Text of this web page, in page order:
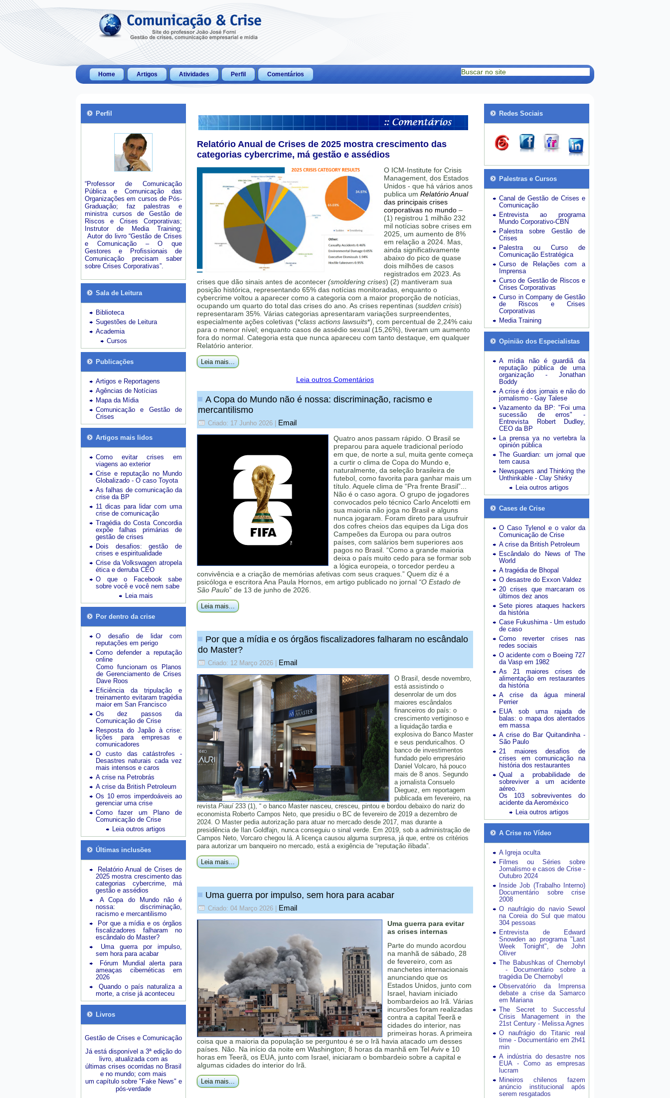
Home Artigos Atividades Perfil Comentários
Perfil
“Professor de Comunicação
Pública e Comunicação das
Organizações em cursos de Pós-
Graduação; faz palestras e
ministra cursos de Gestão de
Riscos e Crises Corporativas;
Instrutor de Media Training;
Autor do livro “Gestão de Crises
e Comunicação – O que
Gestores e Profissionais de
Comunicação precisam saber
sobre Crises Corporativas”.
Sala de Leitura
Biblioteca
Sugestões de Leitura
Academia
Cursos
Publicações
Artigos e Reportagens
Agências de Notícias
Mapa da Mídia
Comunicação e Gestão de
Crises
Artigos mais lidos
Como evitar crises em
viagens ao exterior
Crise e reputação no Mundo
Globalizado - O caso Toyota
As falhas de comunicação da
crise da BP
11 dicas para lidar com uma
crise de comunicação
Tragédia do Costa Concordia
expõe falhas primárias de
gestão de crises
Dois desafios: gestão de
crises e espiritualidade
Crise da Volkswagen atropela
ética e derruba CEO
O que o Facebook sabe
sobre você e você nem sabe
Leia mais
Por dentro da crise
O desafio de lidar com
reputações em perigo
Como defender a reputação
online
Como funcionam os Planos
de Gerenciamento de Crises
Dave Roos
Eficiência da tripulação e
treinamento evitaram tragédia
maior em San Francisco
Os dez passos da
Comunicação de Crise
Resposta do Japão à crise:
lições para empresas e
comunicadores
O custo das catástrofes -
Desastres naturais cada vez
mais intensos e caros
A crise na Petrobrás
A crise da British Petroleum
Os 10 erros imperdoáveis ao
gerenciar uma crise
Como fazer um Plano de
Comunicação de Crise
Leia outros artigos
Últimas inclusões
Relatório Anual de Crises de
2025 mostra crescimento das
categorias cybercrime, má
gestão e assédios
A Copa do Mundo não é
nossa: discriminação,
racismo e mercantilismo
Por que a mídia e os órgãos
fiscalizadores falharam no
escândalo do Master?
Uma guerra por impulso,
sem hora para acabar
Fórum Mundial alerta para
ameaças cibernéticas em
2026
Quando o país naturaliza a
morte, a crise já aconteceu
Livros
Gestão de Crises e Comunicação
Já está disponível a 3ª edição do
livro, atualizada com as
últimas crises ocorridas no Brasil
e no mundo; com mais
um capítulo sobre "Fake News" e
pós-verdade
Relatório Anual de Crises de 2025 mostra crescimento das
categorias cybercrime, má gestão e assédios
O ICM-Institute for Crisis
Management, dos Estados
Unidos - que há vários anos
publica um Relatório Anual
das principais crises
corporativas no mundo –
(1) registrou 1 milhão 232
mil notícias sobre crises em
2025, um aumento de 8%
em relação a 2024. Mas,
ainda significativamente
abaixo do pico de quase
dois milhões de casos
registrados em 2023. As
crises que dão sinais antes de acontecer (smoldering crises) (2) mantiveram sua
posição histórica, representando 65% das notícias monitoradas, enquanto o
cybercrime voltou a aparecer como a categoria com a maior proporção de notícias,
ocupando um quarto do total das crises do ano. As crises repentinas (sudden crisis)
representaram 35%. Várias categorias apresentaram variações surpreendentes,
especialmente ações coletivas (*class actions lawsuits*), com percentual de 2,24% caiu
para o menor nível; enquanto casos de assédio sexual (15,26%), tiveram um aumento
fora do normal. Categoria esta que nunca apareceu com tanto destaque, em qualquer
Relatório anterior.
Leia mais...
Leia outros Comentários
A Copa do Mundo não é nossa: discriminação, racismo e
mercantilismo
Criado: 17 Junho 2026 Email
Quatro anos passam rápido. O Brasil se
preparou para aquele tradicional período
em que, de norte a sul, muita gente começa
a curtir o clima de Copa do Mundo e,
naturalmente, da seleção brasileira de
futebol, como favorita para ganhar mais um
título. Aquele clima de “Pra frente Brasil”...
Não é o caso agora. O grupo de jogadores
convocados pelo técnico Carlo Ancelotti em
sua maioria não joga no Brasil e alguns
nunca jogaram. Foram direto para usufruir
dos cofres cheios das equipes da Liga dos
Campeões da Europa ou para outros
países, com salários bem superiores aos
pagos no Brasil. “Como a grande maioria
deixa o país muito cedo para se formar sob
a lógica europeia, o torcedor perdeu a
convivência e a criação de memórias afetivas com seus craques.” Quem diz é a
psicóloga e escritora Ana Paula Hornos, em artigo publicado no jornal “O Estado de
São Paulo” de 13 de junho de 2026.
Leia mais...
Por que a mídia e os órgãos fiscalizadores falharam no escândalo
do Master?
Criado: 12 Março 2026 Email
O Brasil, desde novembro,
está assistindo o
desenrolar de um dos
maiores escândalos
financeiros do país: o
crescimento vertiginoso e
a liquidação tardia e
explosiva do Banco Master
e seus penduricalhos. O
banco de investimentos
fundado pelo empresário
Daniel Volcaro, há pouco
mais de 8 anos. Segundo
a jornalista Consuelo
Dieguez, em reportagem
publicada em fevereiro, na
revista Piauí233 (1), “ o banco Master nasceu, cresceu, pintou e bordou debaixo do nariz do
economista Roberto Campos Neto, que presidiu o BC de fevereiro de 2019 a dezembro de
2024. O Master pedia autorização para atuar no mercado desde 2017, mas durante a
presidência de Ilan Goldfajn, nunca conseguiu o sinal verde. Em 2019, sob a administração de
Campos Neto, Vorcaro chegou lá. A licença causou alguma surpresa, já que, entre os critérios
para autorizar um banqueiro no mercado, está a exigência de “reputação ilibada”.
Leia mais...
Uma guerra por impulso, sem hora para acabar
Criado: 04 Março 2026 Email
Uma guerra para evitar
as crises internas
Parte do mundo acordou
na manhã de sábado, 28
de fevereiro, com as
manchetes internacionais
anunciando que os
Estados Unidos, junto com
Israel, haviam iniciado
bombardeios ao Irã. Várias
incursões foram realizadas
contra a capital Teerã e
cidades do interior, nas
primeiras horas. A primeira
coisa que a maioria da população se perguntou é se o Irã havia atacado um desses
países. Não. Na início da noite em Washington; 8 horas da manhã em Tel Aviv e 10
horas em Teerã, os EUA, junto com Israel, iniciaram o bombardeio sobre a capital e
algumas cidades do interior do Irã.
Leia mais...
Redes Sociais
Palestras e Cursos
Canal de Gestão de Crises e
Comunicação
Entrevista ao programa
Mundo Corporativo-CBN
Palestra sobre Gestão de
Crises
Palestra ou Curso de
Comunicação Estratégica
Curso de Relações com a
Imprensa
Curso de Gestão de Riscos e
Crises Corporativas
Curso in Company de Gestão
de Riscos e Crises
Corporativas
Media Training
Opinião dos Especialistas
A mídia não é guardiã da
reputação pública de uma
organização - Jonathan
Boddy
A crise é dos jornais e não do
jornalismo - Gay Talese
Vazamento da BP: "Foi uma
sucessão de erros" -
Entrevista Robert Dudley,
CEO da BP
La prensa ya no vertebra la
opinión pública
The Guardian: um jornal que
tem causa
Newspapers and Thinking the
Unthinkable - Clay Shirky
Leia outros artigos
Cases de Crise
O Caso Tylenol e o valor da
Comunicação de Crise
A crise da British Petroleum
Escândalo do News of The
World
A tragédia de Bhopal
O desastre do Exxon Valdez
20 crises que marcaram os
últimos dez anos
Sete piores ataques hackers
da história
Case Fukushima - Um estudo
de caso
Como reverter crises nas
redes sociais
O acidente com o Boeing 727
da Vasp em 1982
As 21 maiores crises de
alimentação em restaurantes
da história
A crise da água mineral
Perrier
EUA sob uma rajada de
balas: o mapa dos atentados
em massa
A crise do Bar Quitandinha -
São Paulo
21 maiores desafios de
crises em comunicação na
história dos restaurantes
Qual a probabilidade de
sobreviver a um acidente
aéreo.
Os 103 sobreviventes do
acidente da Aeroméxico
Leia outros artigos
A Crise no Vídeo
A Igreja oculta
Filmes ou Séries sobre
Jornalismo e casos de Crise -
Outubro 2024
Inside Job (Trabalho Interno)
Documentário sobre crise
2008
O naufrágio do navio Sewol
na Coreia do Sul que matou
304 pessoas
Entrevista de Edward
Snowden ao programa "Last
Week Tonight", de John
Oliver
The Babushkas of Chernobyl
- Documentário sobre a
tragédia De Chernobyl
Observatório da Imprensa
debate a crise da Samarco
em Mariana
The Secret to Successful
Crisis Management in the
21st Century - Melissa Agnes
O naufrágio do Titanic real
time - Documentário em 2h41
min
A indústria do desastre nos
EUA - Como as empresas
lucram
Mineiros chilenos fazem
anúncio institucional após
serem resgatados